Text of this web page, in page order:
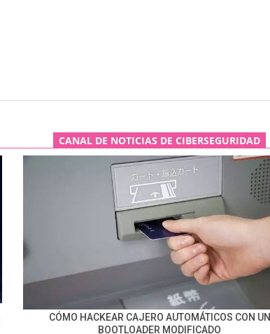
CANAL DE NOTICIAS DE CIBERSEGURIDAD
CÓMO HACKEAR CAJERO AUTOMÁTICOS CON UN
BOOTLOADER MODIFICADO